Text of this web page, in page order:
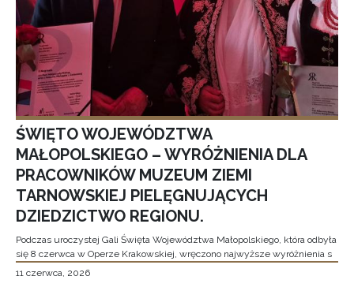
ŚWIĘTO WOJEWÓDZTWA
MAŁOPOLSKIEGO – WYRÓŻNIENIA DLA
PRACOWNIKÓW MUZEUM ZIEMI
TARNOWSKIEJ PIELĘGNUJĄCYCH
DZIEDZICTWO REGIONU.
Podczas uroczystej Gali Święta Województwa Małopolskiego, która odbyła
się 8 czerwca w Operze Krakowskiej, wręczono najwyższe wyróżnienia s
11 czerwca, 2026